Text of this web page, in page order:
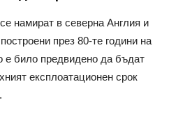
намират в северна Англия и
през 80-те години на
е било предвидено да бъдат
експлоатационен срок